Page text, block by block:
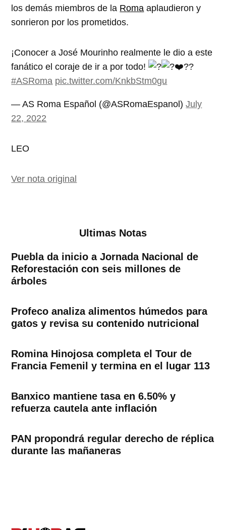
los demás miembros de la Roma aplaudieron y
sonrieron por los prometidos.
¡Conocer a José Mourinho realmente le dio a este
fanático el coraje de ir a por todo!
#ASRoma pic.twitter.com/KnkbStm0gu
— AS Roma Español (@ASRomaEspanol)July
22, 2022
LEO
Ver nota original
Ultimas Notas
Puebla da inicio a Jornada Nacional de
Reforestación con seis millones de
árboles
Profeco analiza alimentos húmedos para
gatos y revisa su contenido nutricional
Romina Hinojosa completa el Tour de
Francia Femenil y termina en el lugar 113
Banxico mantiene tasa en 6.50% y
refuerza cautela ante inflación
PAN propondrá regular derecho de réplica
durante las mañaneras